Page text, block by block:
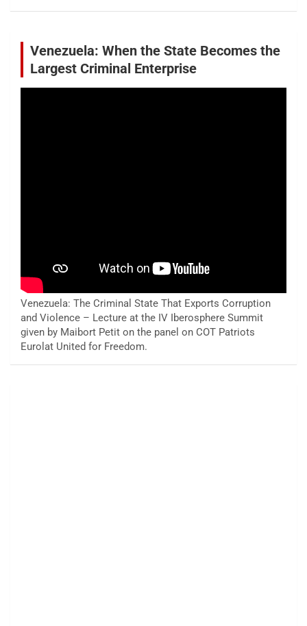
Venezuela: When the State Becomes the
Largest Criminal Enterprise
Venezuela: The Criminal State That Exports Corruption
and Violence – Lecture at the IV Iberosphere Summit
given by Maibort Petit on the panel on COT Patriots
Eurolat United for Freedom.